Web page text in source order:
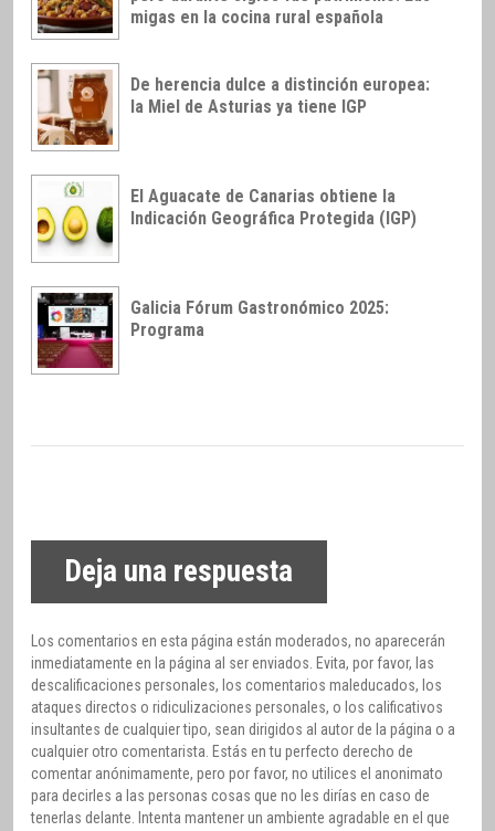
migas en la cocina rural española
De herencia dulce a distinción europea:
la Miel de Asturias ya tiene IGP
El Aguacate de Canarias obtiene la
Indicación Geográfica Protegida (IGP)
Galicia Fórum Gastronómico 2025:
Programa
Deja una respuesta
Los comentarios en esta página están moderados, no aparecerán
inmediatamente en la página al ser enviados. Evita, por favor, las
descalificaciones personales, los comentarios maleducados, los
ataques directos o ridiculizaciones personales, o los calificativos
insultantes de cualquier tipo, sean dirigidos al autor de la página o a
cualquier otro comentarista. Estás en tu perfecto derecho de
comentar anónimamente, pero por favor, no utilices el anonimato
para decirles a las personas cosas que no les dirías en caso de
tenerlas delante. Intenta mantener un ambiente agradable en el que